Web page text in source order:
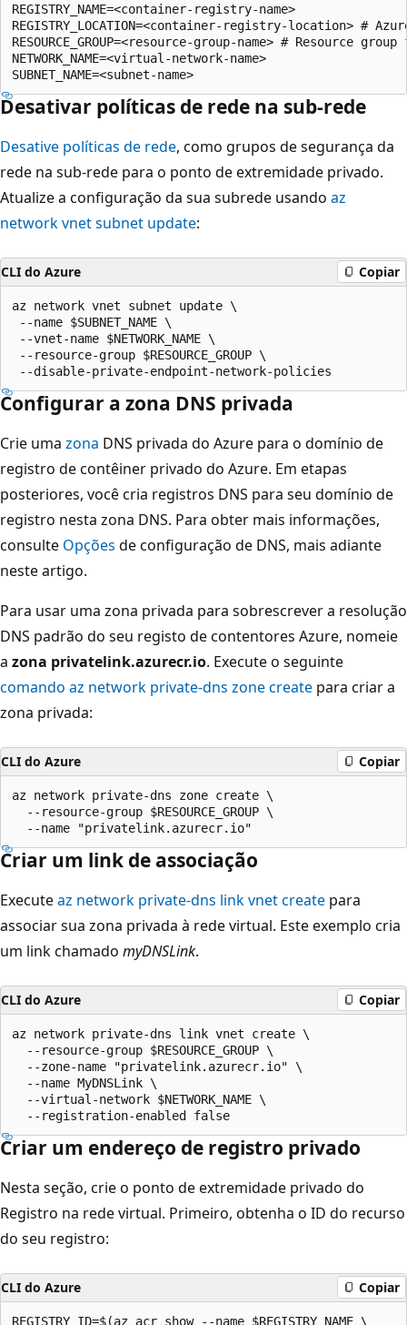
REGISTRY_NAME=<container-registry-name>
REGISTRY_LOCATION=<container-registry-location> #
RESOURCE_GROUP=<resource-group-name> #
NETWORK_NAME=<virtual-network-name>
Desativar políticas de rede na sub-rede
Desative políticas de rede, como grupos de segurança da
rede na sub-rede para o ponto de extremidade privado.
Atualize a configuração da sua subrede usando az
network vnet subnet update:
CLI do Azure Copiar
az network vnet subnet update \
--name $SUBNET_NAME \
--vnet-name $NETWORK_NAME \
--resource-group $RESOURCE_GROUP \
Configurar a zona DNS privada
Crie uma zona DNS privada do Azure para o domínio de
registro de contêiner privado do Azure. Em etapas
posteriores, você cria registros DNS para seu domínio de
registro nesta zona DNS. Para obter mais informações,
consulte Opções de configuração de DNS, mais adiante
neste artigo.
Para usar uma zona privada para sobrescrever a resolução
DNS padrão do seu registo de contentores Azure, nomeie
a zona privatelink.azurecr.io. Execute o seguinte
comando az network private-dns zone create para criar a
zona privada:
CLI do Azure Copiar
az network private-dns zone create \
  --resource-group $RESOURCE_GROUP \
Criar um link de associação
Executeaz network private-dns link vnet create para
associar sua zona privada à rede virtual. Este exemplo cria
um link chamado myDNSLink.
CLI do Azure Copiar
az network private-dns link vnet create \
  --resource-group $RESOURCE_GROUP \
  --zone-name "privatelink.azurecr.io" \
  --name MyDNSLink \
  --virtual-network $NETWORK_NAME \
Criar um endereço de registro privado
Nesta seção, crie o ponto de extremidade privado do
Registro na rede virtual. Primeiro, obtenha o ID do recurso
do seu registro:
CLI do Azure Copiar
REGISTRY_ID=$(az acr show --name $REGISTRY_NAME \